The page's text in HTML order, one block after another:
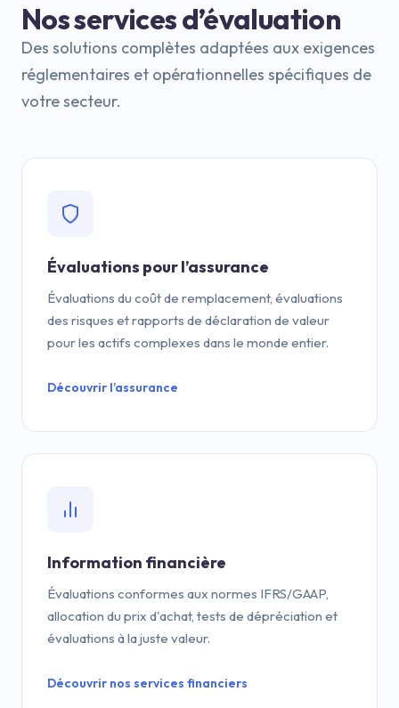
Nos services d’évaluation
Des solutions complètes adaptées aux exigences
réglementaires et opérationnelles spécifiques de
votre secteur.
Évaluations pour l’assurance
Évaluations du coût de remplacement, évaluations
des risques et rapports de déclaration de valeur
pour les actifs complexes dans le monde entier.
Découvrir l’assurance
Information financière
Évaluations conformes aux normes IFRS/GAAP,
allocation du prix d'achat, tests de dépréciation et
évaluations à la juste valeur.
Découvrir nos services financiers